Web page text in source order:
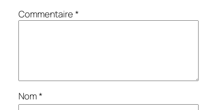
Commentaire*
Nom*